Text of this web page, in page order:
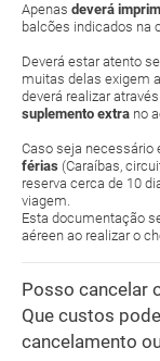
Apenas deverá
balcões indicados na
Deverá estar atento
muitas delas exigem
deverá realizar
suplemento extra no
Caso seja necessário
férias (Caraíbas,
reserva cerca de 10
viagem.
Esta documentação
aéreen ao realizar o
Posso cancelar
Que custos
cancelamento